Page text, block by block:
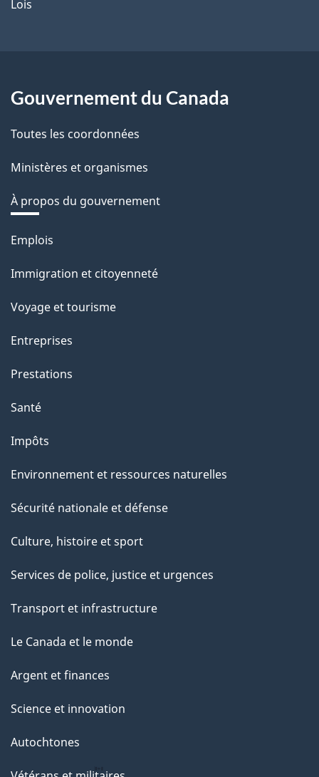
Lois
Gouvernement du Canada
Toutes les coordonnées
Ministères et organismes
À propos du gouvernement
Thèmes
sujets
Emplois
Immigration et citoyenneté
Voyage et tourisme
Entreprises
Prestations
Santé
Impôts
Environnement et ressources naturelles
Sécurité nationale et défense
Culture, histoire et sport
Services de police, justice et urgences
Transport et infrastructure
Le Canada et le monde
Argent et finances
Science et innovation
Autochtones